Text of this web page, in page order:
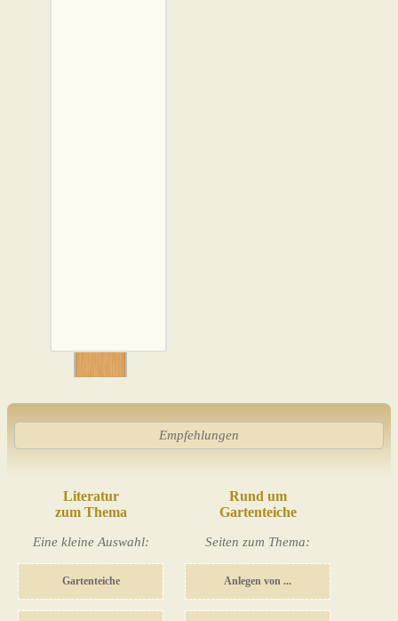
Empfehlungen
Literatur
zum Thema
Eine kleine Auswahl:
Gartenteiche
Rund um
Gartenteiche
Seiten zum Thema:
Anlegen von ...